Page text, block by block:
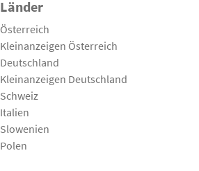
Länder
Österreich
Kleinanzeigen Österreich
Deutschland
Kleinanzeigen Deutschland
Schweiz
Italien
Slowenien
Polen